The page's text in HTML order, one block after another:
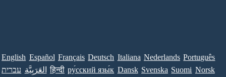
English Español Français Deutsch Italiana Nederlands Português
עברית العَرَبِيَّة हिन्दी ру́сский язы́к Dansk Svenska Suomi Norsk